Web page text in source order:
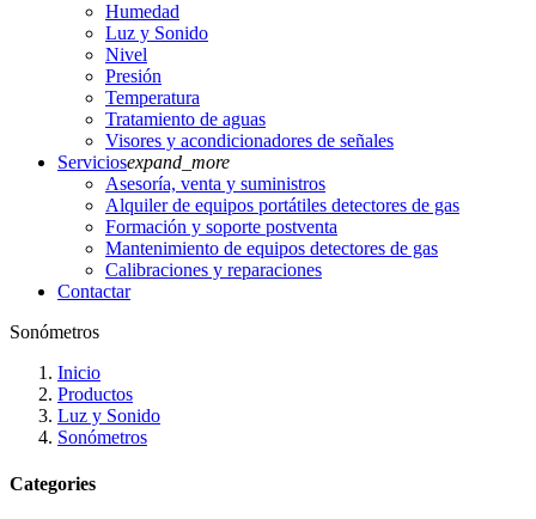
Humedad
Luz y Sonido
Nivel
Presión
Temperatura
Tratamiento de aguas
Visores y acondicionadores de señales
Serviciosexpand_more
Asesoría, venta y suministros
Alquiler de equipos portátiles detectores de gas
Formación y soporte postventa
Mantenimiento de equipos detectores de gas
Calibraciones y reparaciones
Contactar
Sonómetros
Inicio
Productos
Luz y Sonido
Sonómetros
Categories